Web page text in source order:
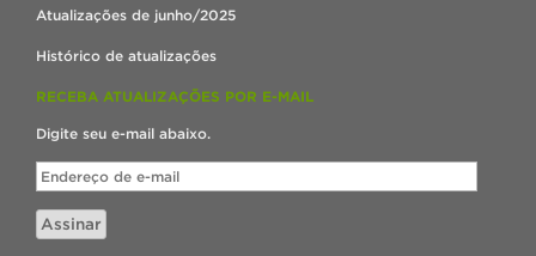
Atualizações de junho/2025
Histórico de atualizações
RECEBA ATUALIZAÇÕES POR E-MAIL
Digite seu e-mail abaixo.
Endereço
de
e-
mail
Assinar